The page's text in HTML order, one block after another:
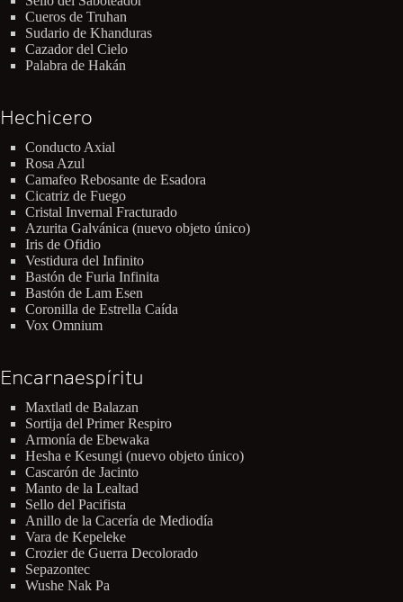
Cueros de Truhan
Sudario de Khanduras
Cazador del Cielo
Palabra de Hakán
Hechicero
Conducto Axial
Rosa Azul
Camafeo Rebosante de Esadora
Cicatriz de Fuego
Cristal Invernal Fracturado
Azurita Galvánica (nuevo objeto único)
Iris de Ofidio
Vestidura del Infinito
Bastón de Furia Infinita
Bastón de Lam Esen
Coronilla de Estrella Caída
Vox Omnium
Encarnaespíritu
Maxtlatl de Balazan
Sortija del Primer Respiro
Armonía de Ebewaka
Hesha e Kesungi (nuevo objeto único)
Cascarón de Jacinto
Manto de la Lealtad
Sello del Pacifista
Anillo de la Cacería de Mediodía
Vara de Kepeleke
Crozier de Guerra Decolorado
Sepazontec
Wushe Nak Pa